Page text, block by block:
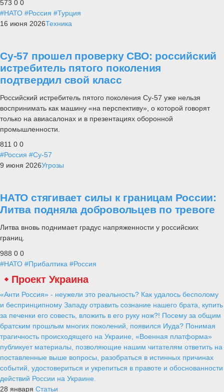
573 0 0
#НАТО #Россия #Турция
16 июня 2026Техника
Су-57 прошел проверку СВО: российский
истребитель пятого поколения
подтвердил свой класс
Российский истребитель пятого поколения Су-57 уже нельзя
воспринимать как машину «на перспективу», о которой говорят
только на авиасалонах и в презентациях оборонной
промышленности.
811 0 0
#Россия #Су-57
9 июня 2026Угрозы
НАТО стягивает силы к границам России:
Литва подняла добровольцев по тревоге
Литва вновь поднимает градус напряженности у российских
границ.
988 0 0
#НАТО #Прибалтика #Россия
Проект Украина
«Анти Россия» - неужели это реальность? Как удалось бесполому
и беспринципному Западу отравить сознание нашего брата, купить
за печенки его совесть, вложить в его руку нож?! Посему за общим
братским прошлым многих поколений, появился Иуда? Понимая
трагичность происходящего на Украине, «Военная платформа»
публикует материалы, позволяющие нашим читателям ответить на
поставленные выше вопросы, разобраться в истинных причинах
событий, удостовериться и укрепиться в правоте и обоснованности
действий России на Украине.
28 января Статьи